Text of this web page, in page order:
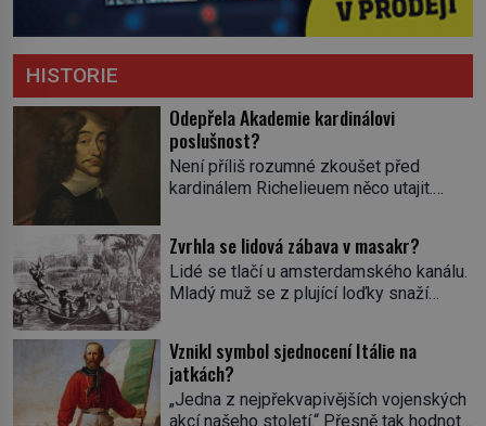
HISTORIE
Odepřela Akademie kardinálovi
poslušnost?
Není příliš rozumné zkoušet před
kardinálem Richelieuem něco utajit.
rázně zatočit. Od roku 1629 se
setkávají v pařížském domě
spisovatele Valentina Conrarta (1603–
Nikomu se tím ale příliš nechlubí. Někdo
by jejich spolek klidně mohl považovat
za nelegální. […]
Zvrhla se lidová zábava v masakr?
Lidé se tlačí u amsterdamského kanálu.
Mladý muž se z plující loďky snaží
vody. Diváci křičí a smějí se. Nevinná
pouliční zábava, dalo by se říct. V
nizozemských městech má svou tradici,
Vznikl symbol sjednocení Itálie na
jatkách?
„Jedna z nejpřekvapivějších vojenských
akcí našeho století.“ Přesně tak hodnotí